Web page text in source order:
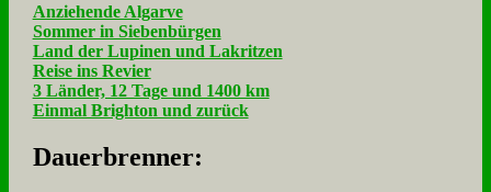
Anziehende Algarve
Sommer in Siebenbürgen
Land der Lupinen und Lakritzen
Reise ins Revier
3 Länder, 12 Tage und 1400 km
Einmal Brighton und zurück
Dau­er­bren­ner: